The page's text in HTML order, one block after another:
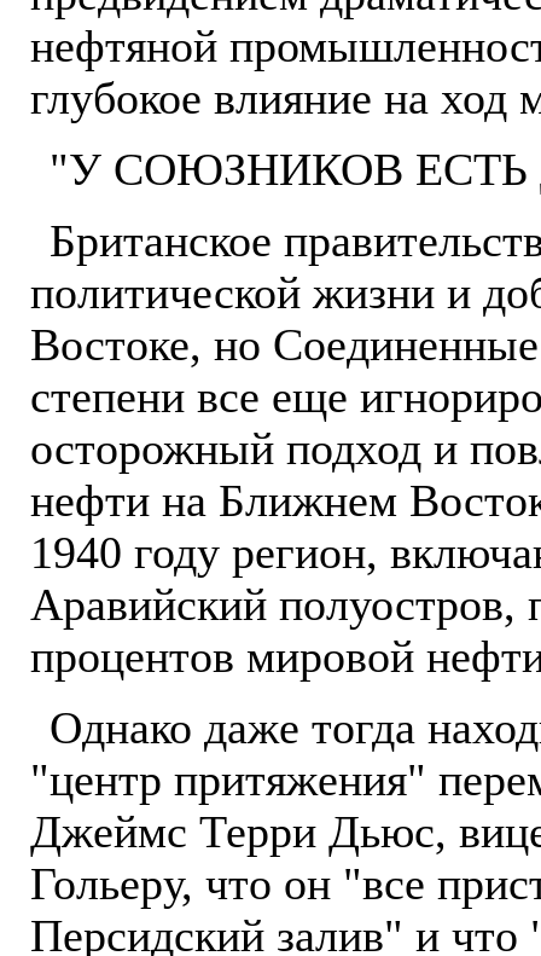
нефтяной
глубокое влияние на ход
"У СОЮЗНИКОВ ЕСТЬ
Британское
политической жизни и
Востоке, но
степени все еще
осторожный подход и
нефти на Ближнем
1940 году регион,
Аравийский полуостров,
процентов мировой
Однако даже тогда
"центр притяжения"
Джеймс Терри Дьюс,
Гольеру, что он "все
Персидский залив" и